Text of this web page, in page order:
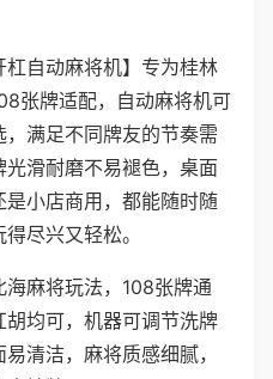
杠自动麻将机】专为桂林
张牌适配，自动麻将机可
满足不同牌友的节奏需
滑耐磨不易褪色，桌面
小店商用，都能随时随
尽兴又轻松。
麻将玩法，108张牌通
均可，机器可调节洗牌
清洁，麻将质感细腻，